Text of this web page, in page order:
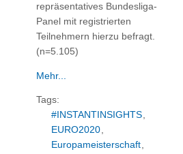
repräsentatives Bundesliga-
Panel mit registrierten
Teilnehmern hierzu befragt.
(n=5.105)
Mehr...
Tags:
#INSTANTINSIGHTS,
EURO2020,
Europameisterschaft,